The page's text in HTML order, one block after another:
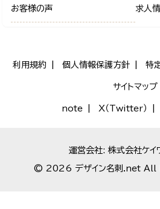
お客様の声 求人
利用規約 個人情報保護方針 特
サイトマップ
note X（Twitter）
運営会社: 株式会社ケイ
© 2026 デザイン名刺.net